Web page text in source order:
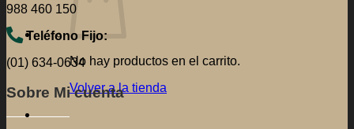
Redes sociales
Síguenos en
Aceptamos tarjetas